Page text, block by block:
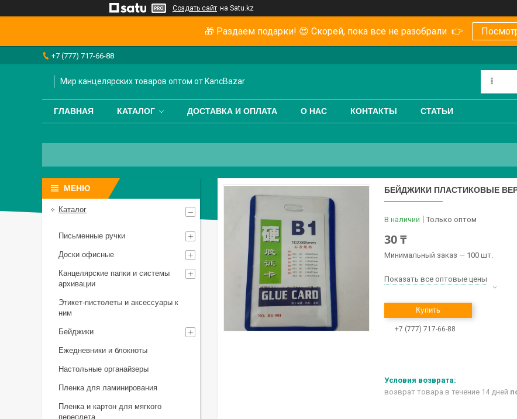
Создать сайт на Satu.kz
🎁 Раздаем подарки! 😍 Скорей, пока все не разобрали 👉
+7 (777) 717-66-88
Мир канцелярских товаров оптом от KancBazar
ГЛАВНАЯ КАТАЛОГ ДОСТАВКА И ОПЛАТА О НАС КОНТАКТЫ СТАТЬИ
БЕЙДЖИКИ ПЛАСТИКОВЫЕ
В наличии Только оптом
30 ₸
Минимальный заказ — 100 шт.
Показать все оптовые цены
Купить
+7 (777) 717-66-88
возврат товара в течение 14 дней
Каталог
Письменные ручки
Доски офисные
Канцелярские папки и системы
архивации
Этикет-пистолеты и аксессуары к
ним
Бейджики
Ежедневники и блокноты
Настольные органайзеры
Пленка для ламинирования
Пленка и картон для мягкого
переплета